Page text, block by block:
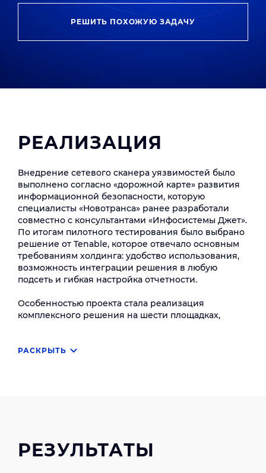
РЕШИТЬ ПОХОЖУЮ ЗАДАЧУ
РЕАЛИЗАЦИЯ
Внедрение сетевого сканера уязвимостей было
выполнено согласно «дорожной карте» развития
информационной безопасности, которую
специалисты «Новотранса» ранее разработали
совместно с консультантами «Инфосистемы Джет».
По итогам пилотного тестирования было выбрано
решение от Tenable, которое отвечало основным
требованиям холдинга: удобство использования,
возможность интеграции решения в любую
подсеть и гибкая настройка отчетности.
Особенностью проекта стала реализация
комплексного решения на шести площадках,
уязвимости оборудования на изолированных
реализовали отдельный вариант инсталляции
сканера на ноутбуке, который при этом можно
РАСКРЫТЬ
РЕЗУЛЬТАТЫ